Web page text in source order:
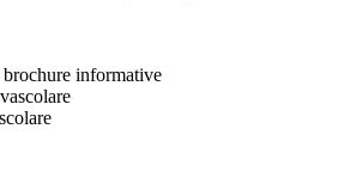
informative